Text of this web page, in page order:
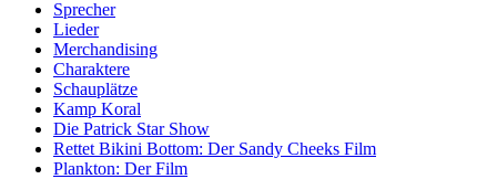
Sprecher
Lieder
Merchandising
Charaktere
Schauplätze
Kamp Koral
Die Patrick Star Show
Rettet Bikini Bottom: Der Sandy Cheeks Film
Plankton: Der Film